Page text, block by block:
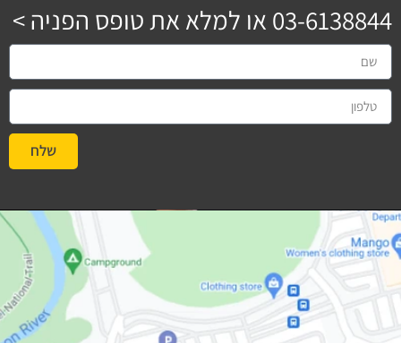
03-6138844 או למלא את טופס הפניה >
שלח